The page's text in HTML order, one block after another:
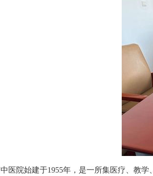
医院始建于1955年，是一所集医疗、教学